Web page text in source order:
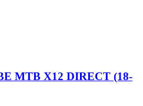
MTB X12 DIRECT (18-